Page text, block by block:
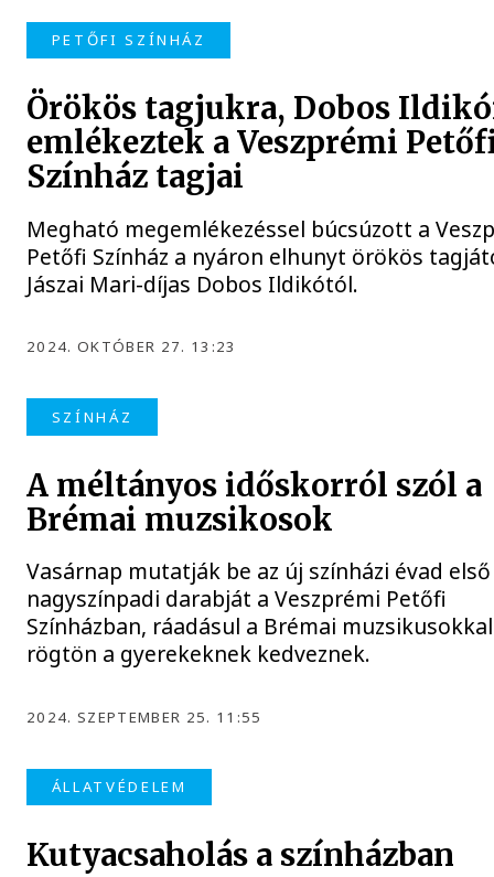
PETŐFI SZÍNHÁZ
Örökös tagjukra, Dobos
emlékeztek a Veszprémi
Színház tagjai
Megható megemlékezéssel búcsúzott a
Petőfi Színház a nyáron elhunyt örökös
Jászai Mari-díjas Dobos Ildikótól.
2024. OKTÓBER 27. 13:23
SZÍNHÁZ
A méltányos időskorról szól a
Brémai muzsikosok
Vasárnap mutatják be az új színházi évad első
nagyszínpadi darabját a Veszprémi Petőfi
Színházban, ráadásul a Brémai muzsikusokkal
rögtön a gyerekeknek kedveznek.
2024. SZEPTEMBER 25. 11:55
ÁLLATVÉDELEM
Kutyacsaholás a színházban